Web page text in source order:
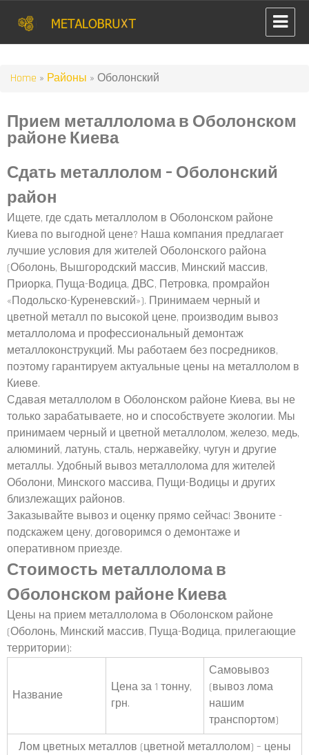
Home » Районы » Оболонский
Прием металлолома в Оболонском
районе Киева
Сдать металлолом – Оболонский
район
Ищете, где сдать металлолом в Оболонском районе
Киева по выгодной цене? Наша компания предлагает
лучшие условия для жителей Оболонского района
(Оболонь, Вышгородский массив, Минский массив,
Приорка, Пуща-Водица, ДВС, Петровка, промрайон
«Подольско-Куреневский»). Принимаем черный и
цветной металл по высокой цене, производим вывоз
металлолома и профессиональный демонтаж
металлоконструкций. Мы работаем без посредников,
поэтому гарантируем актуальные цены на металлолом в
Киеве.
Сдавая металлолом в Оболонском районе Киева, вы не
только зарабатываете, но и способствуете экологии. Мы
принимаем черный и цветной металлолом, железо, медь,
алюминий, латунь, сталь, нержавейку, чугун и другие
металлы. Удобный вывоз металлолома для жителей
Оболони, Минского массива, Пущи-Водицы и других
близлежащих районов.
Заказывайте вывоз и оценку прямо сейчас! Звоните -
подскажем цену, договоримся о демонтаже и
оперативном приезде.
Стоимость металлолома в
Оболонском районе Киева
Цены на прием металлолома в Оболонском районе
(Оболонь, Минский массив, Пуща-Водица, прилегающие
территории):
Название
Цена за 1 тонну,
грн.
Самовывоз
(вывоз лома
нашим
транспортом)
Лом цветных металлов (цветной металлолом) – цены